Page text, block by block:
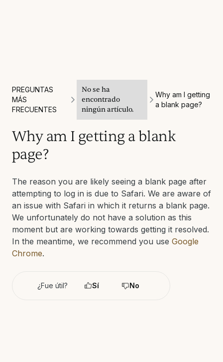
PREGUNTAS
MÁS
FRECUENTES
No se ha
encontrado
ningún artículo.
Why am I getting
a blank page?
Why am I getting a blank
page?
The reason you are likely seeing a blank page after
attempting to log in is due to Safari. We are aware of
an issue with Safari in which it returns a blank page.
We unfortunately do not have a solution as this
moment but are working towards getting it resolved.
In the meantime, we recommend you use Google
Chrome.
¿Fue útil? Sí No